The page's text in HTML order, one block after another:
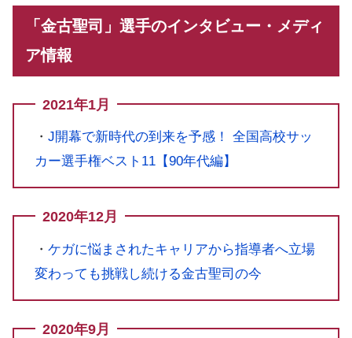
「金古聖司」選手のインタビュー・メディ
ア情報
2021年1月
・ J開幕で新時代の到来を予感！ 全国高校サッ
カー選手権ベスト11【90年代編】
2020年12月
・ ケガに悩まされたキャリアから指導者へ立場
変わっても挑戦し続ける金古聖司の今
2020年9月